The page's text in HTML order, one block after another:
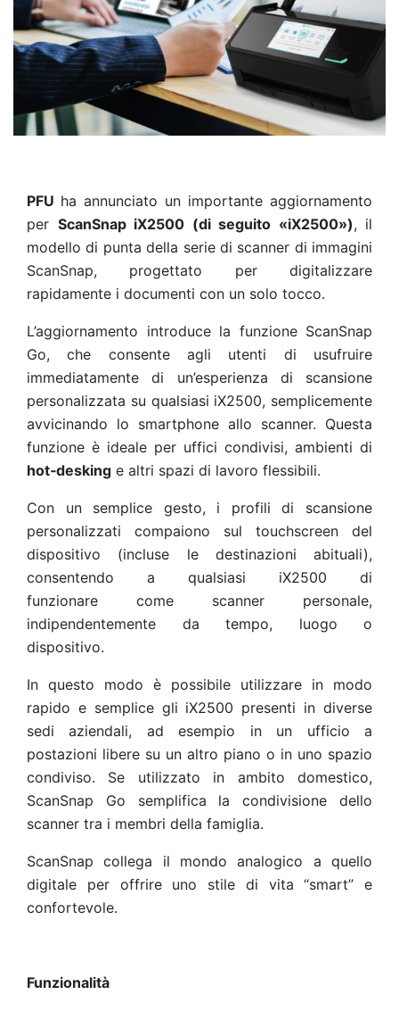
PFU ha annunciato un importante aggiornamento
per ScanSnap iX2500 (di seguito «iX2500»), il
modello di punta della serie di scanner di immagini
ScanSnap, progettato per digitalizzare
rapidamente i documenti con un solo tocco.
L’aggiornamento introduce la funzione ScanSnap
Go, che consente agli utenti di usufruire
immediatamente di un’esperienza di scansione
personalizzata su qualsiasi iX2500, semplicemente
avvicinando lo smartphone allo scanner. Questa
funzione è ideale per uffici condivisi, ambienti di
hot‑desking e altri spazi di lavoro flessibili.
Con un semplice gesto, i profili di scansione
personalizzati compaiono sul touchscreen del
dispositivo (incluse le destinazioni abituali),
consentendo a qualsiasi iX2500 di
funzionare come scanner personale,
indipendentemente da tempo, luogo o
dispositivo.
In questo modo è possibile utilizzare in modo
rapido e semplice gli iX2500 presenti in diverse
sedi aziendali, ad esempio in un ufficio a
postazioni libere su un altro piano o in uno spazio
condiviso. Se utilizzato in ambito domestico,
ScanSnap Go semplifica la condivisione dello
scanner tra i membri della famiglia.
ScanSnap collega il mondo analogico a quello
digitale per offrire uno stile di vita “smart” e
confortevole.
Funzionalità